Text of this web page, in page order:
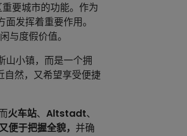
要城市的功能。作为
发挥着重要作用。
与度假价值。
山小镇，而是一个拥
自然，又希望享受便捷
火车站、 Altstadt、
便于把握全貌， 并确